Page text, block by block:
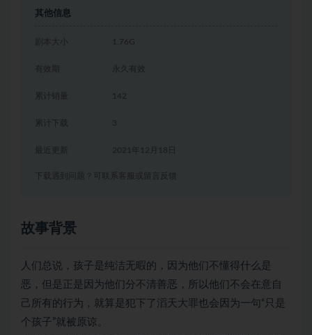
其他信息
剧本大小 1.76G
有效期 永久有效
累计销量 142
累计下载 3
2021年12月18日
下载遇到问题？可联系客服或留言反馈
故事背景
人们总说，孩子是纯洁无暇的，因为他们不懂得什么是
恶，但是正是因为他们分不清善恶，所以他们不会在意自
己所有的行为，就算是犯下了滔天大罪也会因为一句“只是
个孩子”就被原谅。